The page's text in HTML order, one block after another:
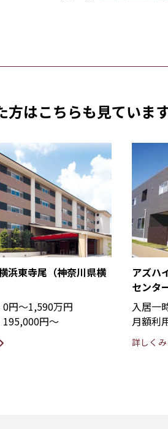
方はこちらも見ていま
浜東寺尾（神奈川県横
0円〜1,590万円
195,000円〜
アズハ
センタ
入居一
月額利
詳しく